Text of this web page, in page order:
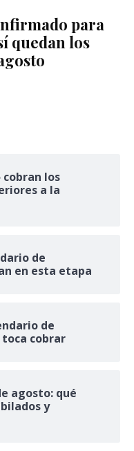
para
quedan los
cobran los
a la
de
en esta etapa
de
cobrar
agosto: qué
y